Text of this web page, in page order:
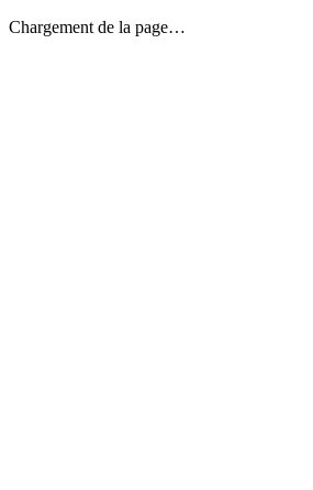
Chargement de la page…